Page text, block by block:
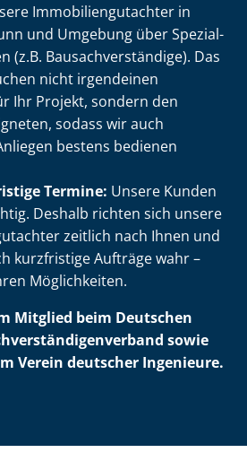
Im­mo­bi­li­en­gut­ach­ter in
und Umgebung über Spe­zi­al­
(z.B. Bau­sach­ver­stän­di­ge). Das
nicht irgendeinen
Ihr Projekt, sondern den
sodass wir auch
bestens bedienen
Termine: Unsere Kunden
Deshalb richten sich unsere
zeitlich nach Ihnen und
kurzfristige Aufträge wahr –
Möglichkeiten.
Mitglied beim Deutschen
sowie
Verein deutscher Ingenieure.